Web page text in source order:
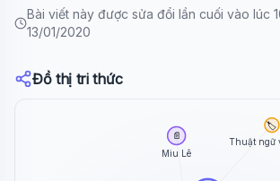
Bài viết này được sửa đổi lần cuối vào lúc
13/01/2020
Đồ thị tri thức
Miu Lê
📄
Thuật ngữ
🏷️